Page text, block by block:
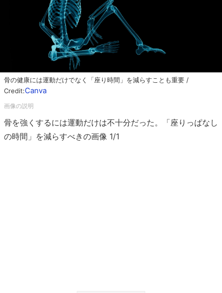
骨の健康には運動だけでなく「座り時間」を減らすことも重要 /
Credit:Canva
骨を強くするには運動だけは不十分だった。「座りっぱなし
の時間」を減らすべきの画像 1/1